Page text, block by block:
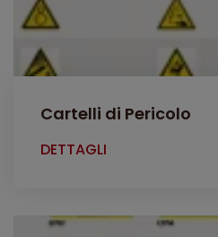
Cartelli di Pericolo
DETTAGLI